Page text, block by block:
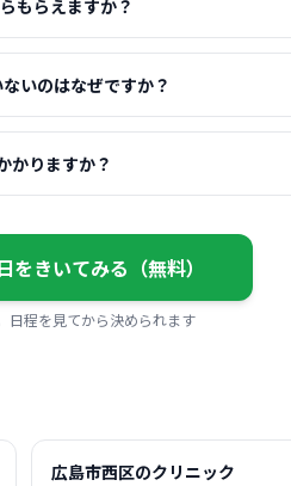
もらえますか？
いのはなぜですか？
かりますか？
をきいてみる（無料）
日程を見てから決められます
広島市西区のクリニック